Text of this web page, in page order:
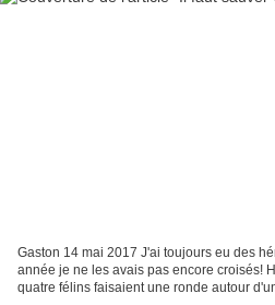
Gaston 14 mai 2017 J'ai toujours eu des hérissons au jardin, mais cette
année je ne les avais pas encore croisés!
quatre félins faisaient une ronde autour